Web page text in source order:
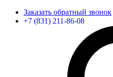
Заказать обратный звонок
+7 (831) 211-86-08